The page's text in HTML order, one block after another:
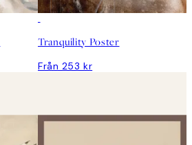
Tranquility Poster
Från 253 kr